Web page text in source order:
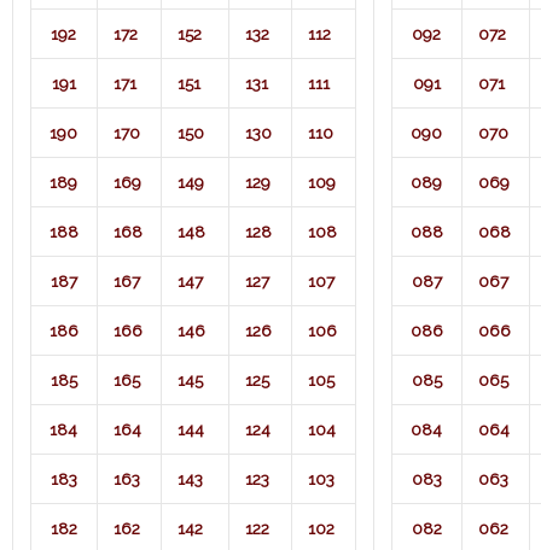
192 172 152 132 112
191 171 151 131 111
190 170 150 130 110
189 169 149 129 109
188 168 148 128 108
187 167 147 127 107
186 166 146 126 106
185 165 145 125 105
184 164 144 124 104
183 163 143 123 103
182 162 142 122 102
092 072
091 071​
090 070
089 069
088 068
087 067
086 066
085 065
084 064
083 063
082 062